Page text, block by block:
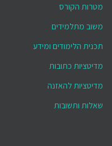
מטרות הקורס
משוב מתלמידים
תכנית הלימודים ומידע
מדיטציות כתובות
מדיטציות להאזנה
שאלות ותשובות